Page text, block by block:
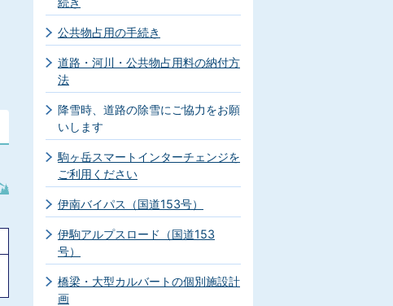
公共物占用の手続き
道路・河川・公共物占用料の納付方
法
降雪時、道路の除雪にご協力をお願
いします
駒ヶ岳スマートインターチェンジを
ご利用ください
伊南バイパス（国道153号）
伊駒アルプスロード（国道153
号）
橋梁・大型カルバートの個別施設計
画